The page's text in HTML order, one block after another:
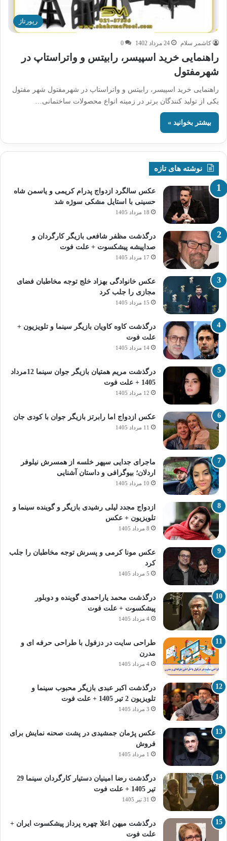
رپورتاژ
کاشمر سلام 24 مرداد 1402 0
راهنمایی خرید اسپیسر، رابیتس و واتراستاپ در
شهرمفتول
راهنمایی خرید اسپیسر، رابیتس و واتراستاپ در شهرمفتول شهر مفتول
یکی از تولید کنندگان برتر در زمینه انواع محصولات ساختمانی…
بیشتر بخوانید »
نوشته های تازه
عکس سالگرد ازدواج پدرام کریمی و یاسمن شاه‌
حسینی با استایل مشکی سوژه شد
18 مرداد 1405
درگذشت مظفر شافعی بازیگر کارگردان و
صداپیشه پیشکسوت + علت فوت
17 مرداد 1405
عکس خانوادگی بهزاد خلج توجه مخاطبان فضای
مجازی را جلب کرد
15 مرداد 1405
درگذشت کاوه کاویان بازیگر سینما و تلویزیون +
علت فوت
14 مرداد 1405
درگذشت مریم همتیان بازیگر جوان سینما 12مرداد
1405 + علت فوت
12 مرداد 1405
عکس ازدواج اما رابرتز بازیگر جوان با کودی جان
11 مرداد 1405
ماجرای جدایی سپهر خلسه از همسرش نیلوفر
اردلان؛ بیوگرافی و داستان آشنایی
10 مرداد 1405
ازدواج مجدد لیلی رشیدی بازیگر و گوینده سینما و
تلویزیون + عکس
8 مرداد 1405
عکس مونا کرمی و پسرش توجه مخاطبان را جلب
کرد
5 مرداد 1405
درگذشت محمد یاراحمدی گوینده و دوبلور
پیشکسوت + علت فوت
4 مرداد 1405
طراحی سایت در دزفول با طراحی حرفه‌ ای و
مدرن
4 مرداد 1405
درگذشت اکبر عبدی بازیگر محبوب سینما و
تلویزیون 2 تیر 1405 + علت فوت
3 مرداد 1405
عکس پژمان جمشیدی در پشت صحنه نمایش برای
فروش
1 مرداد 1405
درگذشت رضا امینیان دستیار کارگردان سینما 29
تیر 1405 + علت فوت
31 تیر 1405
درگذشت میهن اعلا چهره پرداز پیشکسوت ایران +
علت فوت